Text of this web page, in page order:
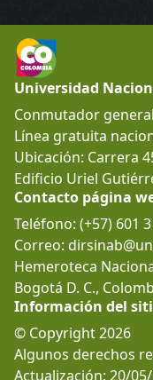
Universidad
Conmutador
Línea gratuita
Ubicación: Carrera
Edificio Uriel
Contacto página
Teléfono: (+57) 601
Correo:
Hemeroteca
Bogotá D. C.,
Información del
© Copyright 2026
Algunos derechos
Actualización: 20/